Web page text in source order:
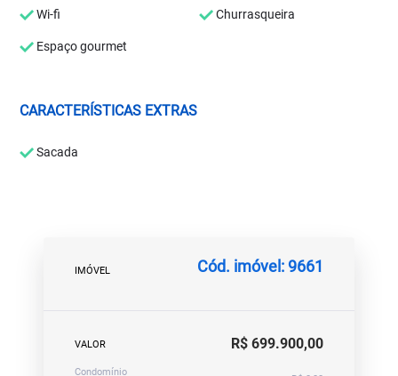
Wi-fi Churrasqueira
Espaço gourmet
CARACTERÍSTICAS EXTRAS
Sacada
IMÓVEL Cód. imóvel: 9661
VALOR R$ 699.900,00
Condomínio